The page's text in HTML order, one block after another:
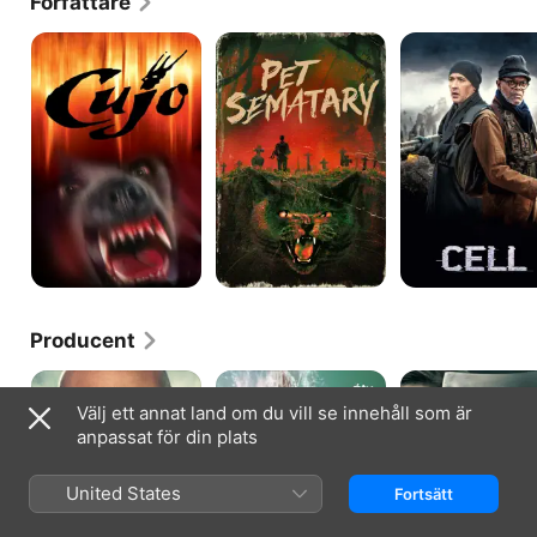
Cujo
Pet
Sematary
Cell
Producent
Under
Dome
Lisey's
Castle
Välj ett annat land om du vill se innehåll som är
anpassat för din plats
United States Fortsätt